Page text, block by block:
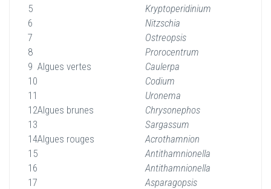
5
Kryptoperidinium
6
Nitzschia
7
Ostreopsis
8
Prorocentrum
9 Algues vertes
Caulerpa
10
Codium
11
Uronema
12Algues brunes
Chrysonephos
13
Sargassum
14Algues rouges
Acrothamnion
15
Antithamnionella
16
Antithamnionella
17
Asparagopsis